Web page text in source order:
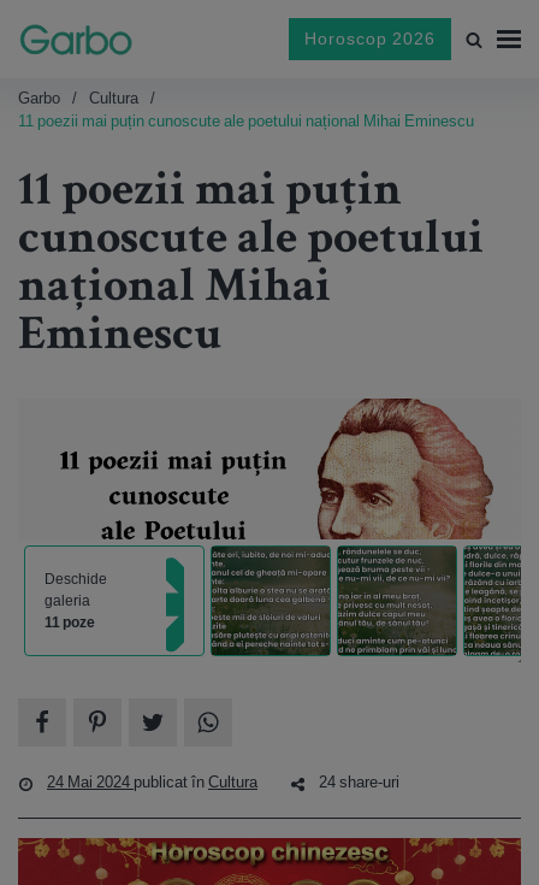
Horoscop 2026
Garbo
Cultura
11 poezii mai puțin cunoscute ale poetului național Mihai Eminescu
11 poezii mai puțin
cunoscute ale poetului
național Mihai
Eminescu
Deschide
galeria
11 poze
24 Mai 2024 publicat înCultura 24 share-uri